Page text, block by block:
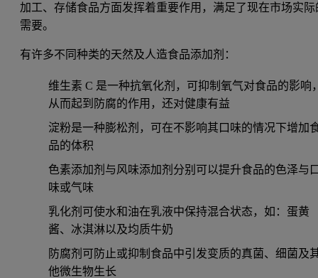
加工、存储食品方面发挥着重要作用，满足了现在市场实际
需要。
有许多不同种类的天然及人造食品添加剂：
维生素 C 是一种抗氧化剂，可抑制氧气对食品的影响
从而起到防腐的作用，还对健康有益
淀粉是一种膨松剂，可在不影响其口味的情况下增加
品的体积
色素添加剂与风味添加剂分别可以提升食品的色泽与
味或气味
乳化剂可使水和油在乳液中保持混合状态，如：蛋黄
酱、冰淇淋以及均质牛奶
防腐剂可防止或抑制食品中引发变质的真菌、细菌及
他微生物生长